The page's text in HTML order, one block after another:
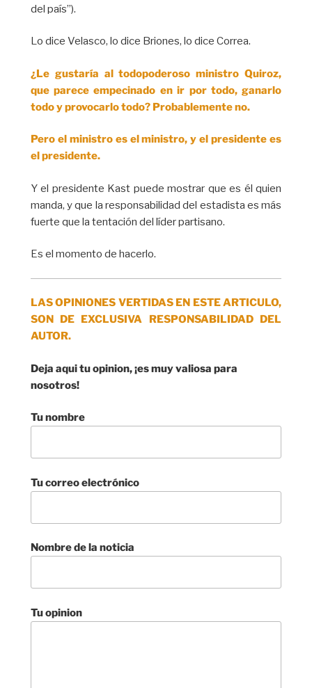
del país”).
Lo dice Velasco, lo dice Briones, lo dice Correa.
¿Le gustaría al todopoderoso ministro Quiroz,
que parece empecinado en ir por todo, ganarlo
todo y provocarlo todo? Probablemente no.
Pero el ministro es el ministro, y el presidente es
el presidente.
Y el presidente Kast puede mostrar que es él quien
manda, y que la responsabilidad del estadista es más
fuerte que la tentación del líder partisano.
Es el momento de hacerlo.
LAS OPINIONES VERTIDAS EN ESTE ARTICULO,
SON DE EXCLUSIVA RESPONSABILIDAD DEL
AUTOR.
Deja aqui tu opinion, ¡es muy valiosa para
nosotros!
Tu nombre
Tu correo electrónico
Nombre de la noticia
Tu opinion